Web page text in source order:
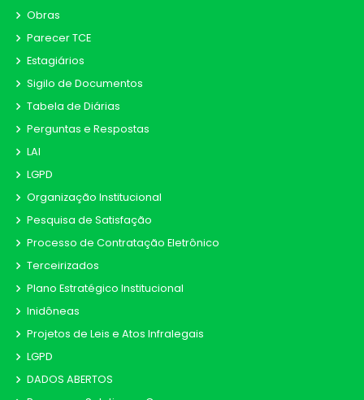
Obras
Parecer TCE
Estagiários
Sigilo de Documentos
Tabela de Diárias
Perguntas e Respostas
LAI
LGPD
Organização Institucional
Pesquisa de Satisfação
Processo de Contratação Eletrônico
Terceirizados
Plano Estratégico Institucional
Inidôneas
Projetos de Leis e Atos Infralegais
LGPD
DADOS ABERTOS